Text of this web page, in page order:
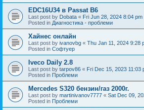
EDC16U34 в Passat B6
Last post by Dobata « Fri Jun 28, 2024 8:04 pm
Posted in Диагностика - проблеми
Хайнес онлайн
Last post by ivanovbg « Thu Jan 11, 2024 9:28
Posted in Софтуер
Iveco Daily 2.8
Last post by tarpov86 « Fri Dec 15, 2023 11:03
Posted in Проблеми
Mercedes S320 бензин/газ 2000г.
Last post by martinivanov7777 « Sat Dec 09,
Posted in Проблеми